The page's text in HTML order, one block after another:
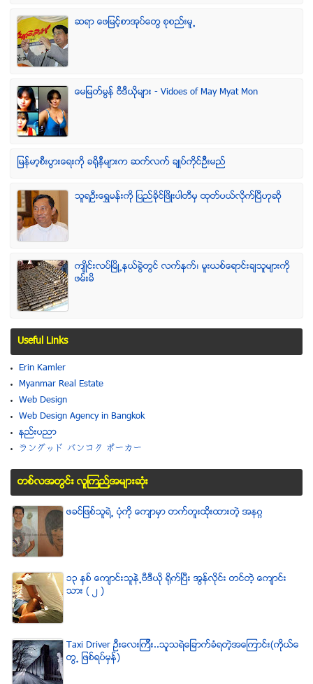
ဆရာ ေဖျမင့္စာအုပ္ေတြ စုစည္းမူ႕
ေမျမတ္မြန္ ဗီဒီယုိမ်ား - Vidoes of May Myat Mon
ျမန္မာ့စီးပြားေရးကို ခရိုနီမ်ားက ဆက္လက္ ခ်ဳပ္ကိုင္ဥိီးမည္
သူရဦးေရႊမန္းကို ျပည္ခိုင္ျဖိဳးပါတီမွ ထုတ္ပယ္လိုက္ျပီဟုဆို
က်ဳိင္းလပ္ၿမိဳ႕နယ္ခြဲတြင္ လက္နက္၊ မူးယစ္ေရာင္းခ်သူမ်ားကို
ဖမ္းမိ
Useful Links
Erin Kamler
Myanmar Real Estate
Web Design
Web Design Agency in Bangkok
နည္းပညာ
ラングッド バンコク ポーカー
တစ္လအတြင္း လူၾကည္႔အမ်ားဆံုး
ဖခင္ျဖစ္သူရဲ႕ ပံုကို ေက်ာမွာ တက္တူးထိုးထားတဲ့ အနဂၢ
၁၃ ႏွစ္ ေက်ာင္းသူနဲ႕ဗီဒီယို ရိုက္ျပီး အြန္လိုင္း တင္တဲ့ ေက်ာင္း
သား ( ၂ )
Taxi Driver ဦးေလးၾကီး..သူသရဲေျခာက္ခံရတဲ့အေၾကာင္း(ကိုယ္ေ
တြ႕ ျဖစ္ရပ္မွန္)